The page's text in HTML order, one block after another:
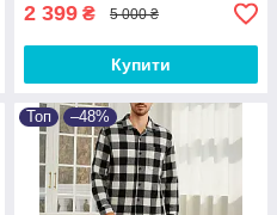
2 399 ₴ 5 000 ₴
Купити
Топ –48%